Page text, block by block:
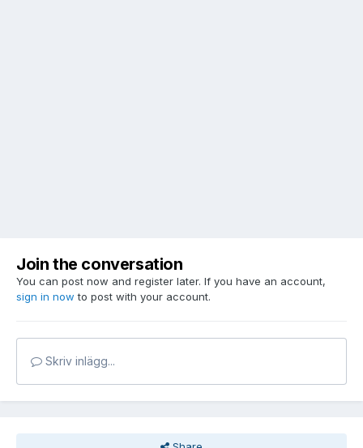
Join the conversation
You can post now and register later. If you have an account,
sign in now to post with your account.
Skriv inlägg...